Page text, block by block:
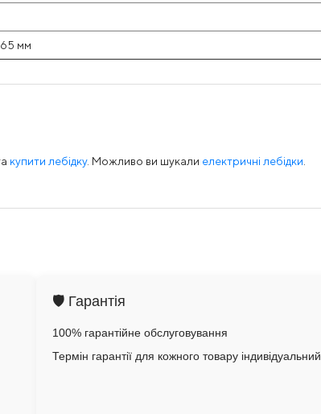
мм
купити лебідку. Можливо ви шукали електричні лебідки
🛡️ Гарантія
100% гарантійне обслуговування
Термін гарантії для кожного товару індивідуальний